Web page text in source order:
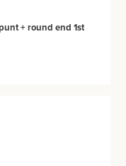
+ round end 1st